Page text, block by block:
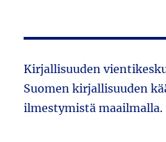
Kirjallisuuden
Suomen kirjallisuuden
ilmestymistä maailmalla.